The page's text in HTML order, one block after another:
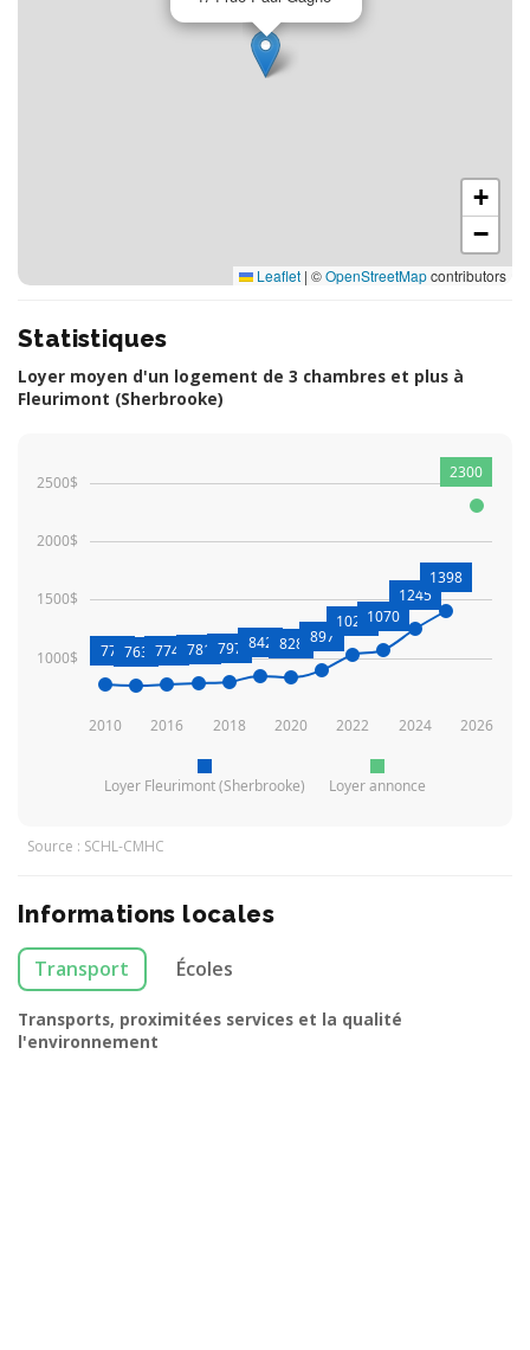
+
−
Leaflet | ©OpenStreetMapcontributors
Statistiques
Loyer moyen d'un logement de 3 chambres et plus à
Fleurimont (Sherbrooke)
Loyer Fleurimont (Sherbrooke) Loyer annonce
2010 2016 2018 2020 2022 2024 2026
1000$
1500$
2000$
2500$
771763 774 781 797 842 828 897
10281070
1245
1398
2300
Source : SCHL-CMHC
Informations locales
Transport Écoles
Transports, proximitées services et la qualité
l'environnement